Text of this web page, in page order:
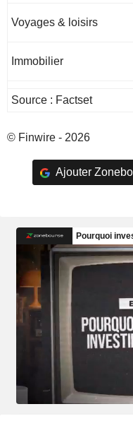
Voyages & loisirs
Immobilier
Source : Factset
© Finwire - 2026
Ajouter